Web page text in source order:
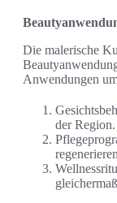
Die malerische
Anwendungen
der Region.